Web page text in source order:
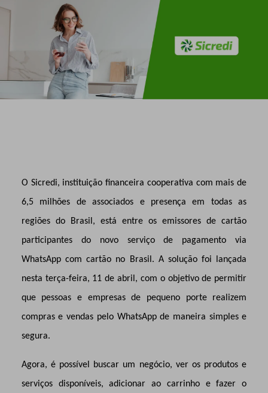
O Sicredi, instituição financeira cooperativa com mais de
6,5 milhões de associados e presença em todas as
regiões do Brasil, está entre os emissores de cartão
participantes do novo serviço de pagamento via
WhatsApp com cartão no Brasil. A solução foi lançada
nesta terça-feira, 11 de abril, com o objetivo de permitir
que pessoas e empresas de pequeno porte realizem
compras e vendas pelo WhatsApp de maneira simples e
segura.
Agora, é possível buscar um negócio, ver os produtos e
serviços disponíveis, adicionar ao carrinho e fazer o